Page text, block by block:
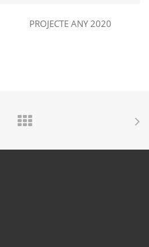
PROJECTE ANY 2020